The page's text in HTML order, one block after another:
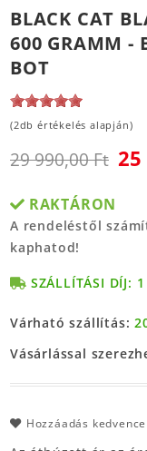
BLACK CAT
600 GRAMM -
BOT
(2db értékelés alapján)
29 990,00 Ft 25
RAKTÁRON
A rendeléstől
kaphatod!
SZÁLLÍTÁSI DÍJ:
Várható szállítás:
Vásárlással
Hozzáadás